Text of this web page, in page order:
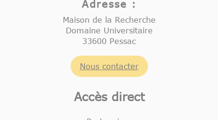
Adresse :
Maison de la Recherche
Domaine Universitaire
33600 Pessac
Nous contacter
Accès direct